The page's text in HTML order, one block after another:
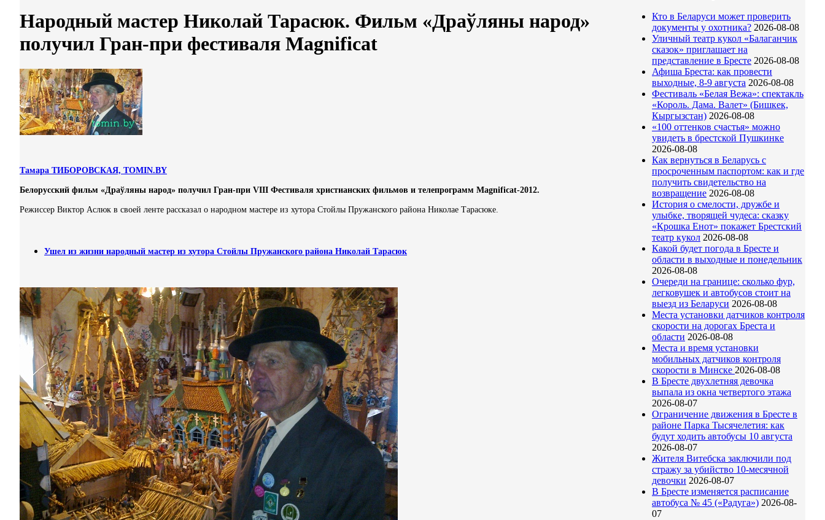
Народный мастер Николай Тарасюк. Фильм «Драўляны народ»
получил Гран-при фестиваля Magnificat
Тамара ТИБОРОВСКАЯ, TOMIN.BY
Белорусский фильм «Драўляны народ» получил Гран-при VIII Фестиваля христианских фильмов и телепрограмм Magnificat-2012.
Режиссер Виктор Аслюк в своей ленте рассказал о народном мастере из хутора Стойлы Пружанского района Николае Тарасюке.
Ушел из жизни народный мастер из хутора Стойлы Пружанского района Николай Тарасюк
Кто в Беларуси может проверить
документы у охотника? 2026-08-08
Уличный театр кукол «Балаганчик
сказок» приглашает на
представление в Бресте 2026-08-08
Афиша Бреста: как провести
выходные, 8-9 августа 2026-08-08
Фестиваль «Белая Вежа»: спектакль
«Король. Дама. Валет» (Бишкек,
Кыргызстан) 2026-08-08
«100 оттенков счастья» можно
увидеть в брестской Пушкинке
2026-08-08
Как вернуться в Беларусь с
просроченным паспортом: как и где
получить свидетельство на
возвращение 2026-08-08
История о смелости, дружбе и
улыбке, творящей чудеса: сказку
«Крошка Енот» покажет Брестский
театр кукол 2026-08-08
Какой будет погода в Бресте и
области в выходные и понедельник
2026-08-08
Очереди на границе: сколько фур,
легковушек и автобусов стоит на
выезд из Беларуси 2026-08-08
Места установки датчиков контроля
скорости на дорогах Бреста и
области 2026-08-08
Места и время установки
мобильных датчиков контроля
скорости в Минске 2026-08-08
В Бресте двухлетняя девочка
выпала из окна четвертого этажа
2026-08-07
Ограничение движения в Бресте в
районе Парка Тысячелетия: как
будут ходить автобусы 10 августа
2026-08-07
Жителя Витебска заключили под
стражу за убийство 10-месячной
девочки 2026-08-07
В Бресте изменяется расписание
автобуса № 45 («Радуга») 2026-08-
07